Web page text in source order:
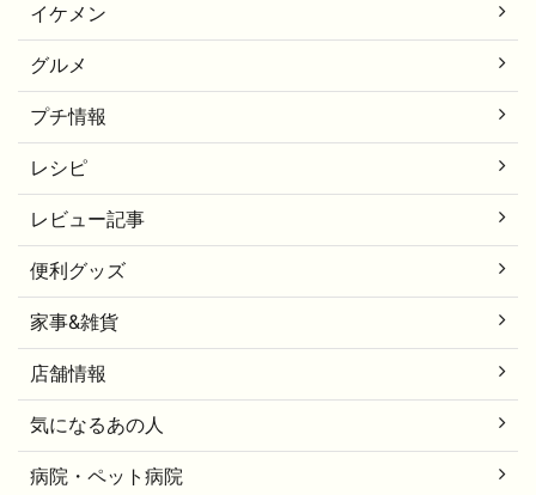
イケメン
グルメ
プチ情報
レシピ
レビュー記事
便利グッズ
家事&雑貨
店舗情報
気になるあの人
病院・ペット病院